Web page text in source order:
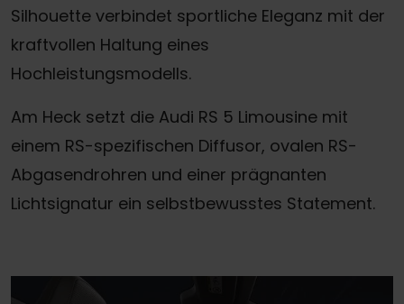
Silhouette verbindet sportliche Eleganz mit der
kraftvollen Haltung eines
Hochleistungsmodells.
Am Heck setzt die Audi RS 5 Limousine mit
einem RS-spezifischen Diffusor, ovalen RS-
Abgasendrohren und einer prägnanten
Lichtsignatur ein selbstbewusstes Statement.